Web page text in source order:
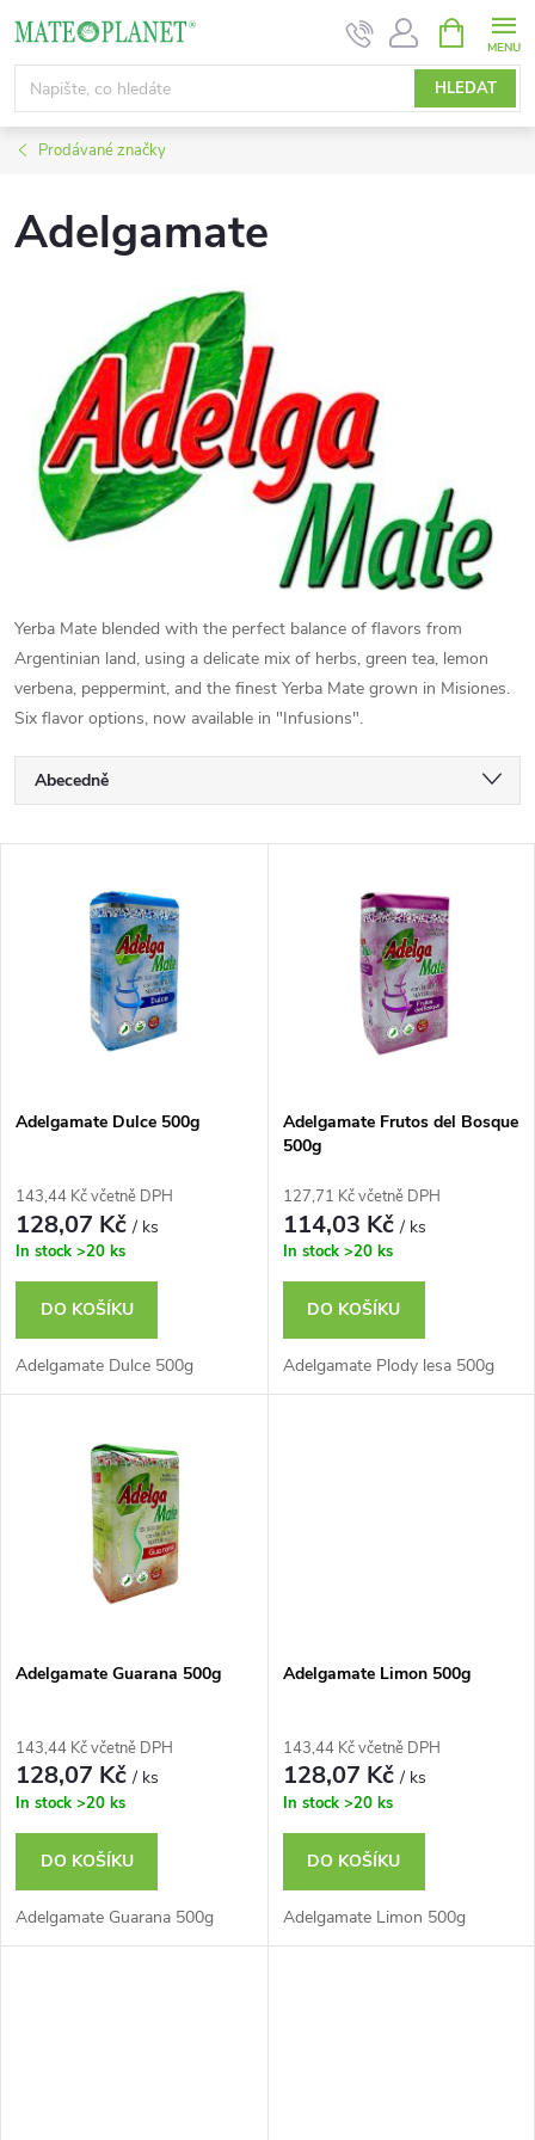
na
obsah
HLEDAT
NÁKUPNÍ
KOŠÍK
Prodávané značky
Adelgamate
Yerba Mate blended with the perfect balance of flavors from
Argentinian land, using a delicate mix of herbs, green tea, lemon
verbena, peppermint, and the finest Yerba Mate grown in Misiones.
Six flavor options, now available in "Infusions".
Ř
a
p
r
o
d
u
Abecedně
Nejprodávanější
s
r
o
d
u
Adelgamate Dulce 500g
143,44 Kč včetně DPH
128,07 Kč/ ks
In stock >20 ks
DO KOŠÍKU
Adelgamate Dulce 500g
Adelgamate Frutos del Bosque
500g
127,71 Kč včetně DPH
114,03 Kč/ ks
In stock >20 ks
DO KOŠÍKU
Adelgamate Plody lesa 500g
Adelgamate Guarana 500g
143,44 Kč včetně DPH
128,07 Kč/ ks
In stock >20 ks
DO KOŠÍKU
Adelgamate Guarana 500g
Adelgamate Limon 500g
143,44 Kč včetně DPH
128,07 Kč/ ks
In stock >20 ks
DO KOŠÍKU
Adelgamate Limon 500g